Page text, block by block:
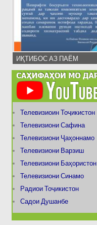
ИҚТИБОС АЗ ПАЁМ
Телевизиоин Тоҷикистон
Телевизиони Сафина
Телевизиони Ҷаҳоннамо
Телевизиони Варзиш
Телевизиони Баҳористон
Телевизиони Синамо
Радиои Тоҷикистон
Садои Душанбе